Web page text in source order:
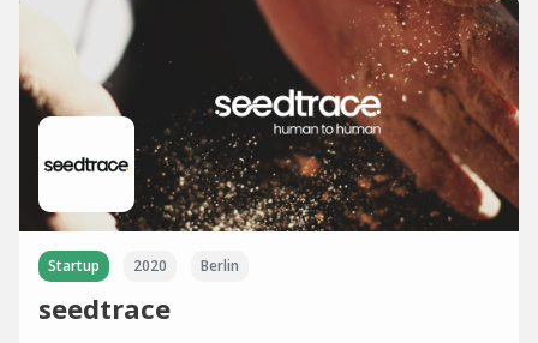
Startup 2020 Berlin
seedtrace